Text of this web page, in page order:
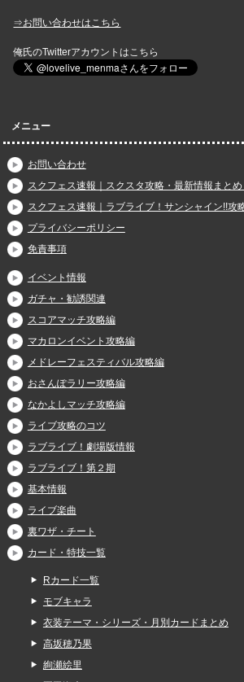
⇒お問い合わせはこちら
俺氏のTwitterアカウントはこちら
メニュー
お問い合わせ
スクフェス速報｜スクスタ攻略・最新情報まと
スクフェス速報｜ラブライブ！サンシャイン!!攻
プライバシーポリシー
免責事項
イベント情報
ガチャ・勧誘関連
スコアマッチ攻略編
マカロンイベント攻略編
メドレーフェスティバル攻略編
おさんぽラリー攻略編
なかよしマッチ攻略編
ライブ攻略のコツ
ラブライブ！劇場版情報
ラブライブ！第２期
基本情報
ライブ楽曲
裏ワザ・チート
カード・特技一覧
Rカード一覧
モブキャラ
衣装テーマ・シリーズ・月別カードまとめ
高坂穂乃果
絢瀬絵里